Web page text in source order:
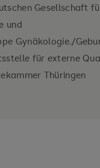
Gesellschaft
und
Gynäkologie./
für externe
Thüringen